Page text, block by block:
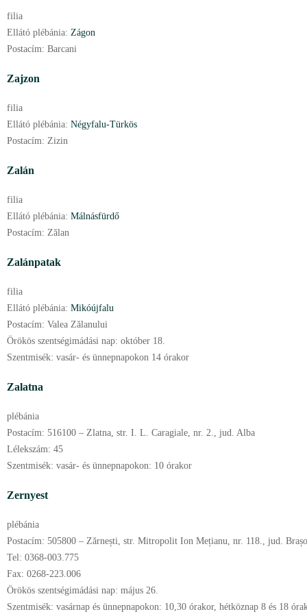
filia
Ellátó plébánia: Zágon
Postacím: Barcani
Zajzon
filia
Ellátó plébánia: Négyfalu-Türkös
Postacím: Zizin
Zalán
filia
Ellátó plébánia: Málnásfürdő
Postacím: Zălan
Zalánpatak
filia
Ellátó plébánia: Mikóújfalu
Postacím: Valea Zălanului
Örökös szentségimádási nap: október 18.
Szentmisék: vasár- és ünnepnapokon 14 órakor
Zalatna
plébánia
Postacím: 516100 – Zlatna, str. I. L. Caragiale, nr. 2., jud. Alba
Lélekszám: 45
Szentmisék: vasár- és ünnepnapokon: 10 órakor
Zernyest
plébánia
Postacím: 505800 – Zărnești, str. Mitropolit Ion Mețianu, nr. 118., jud.
Tel: 0368-003.775
Fax: 0268-223.006
Örökös szentségimádási nap: május 26.
Szentmisék: vasárnap és ünnepnapokon: 10,30 órakor, hétköznap 8 és 18